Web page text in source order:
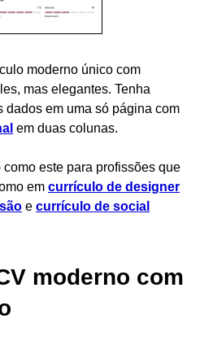
moderno único com
mas elegantes. Tenha
dados em uma só página com
em duas colunas.
este para profissões que
em currículo de designer
e currículo de social
moderno com